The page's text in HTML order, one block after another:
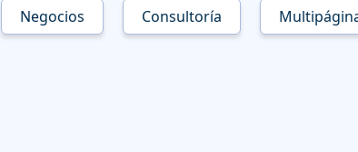
Negocios Consultoría